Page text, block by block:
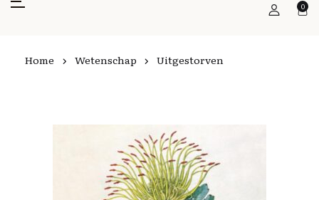
0
Home Wetenschap Uitgestorven